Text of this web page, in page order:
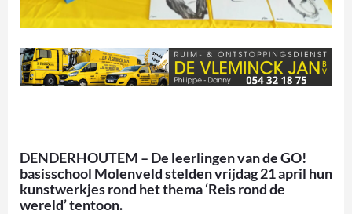
DENDERHOUTEM – De leerlingen van de GO!
basisschool Molenveld stelden vrijdag 21 april hun
kunstwerkjes rond het thema ‘Reis rond de
wereld’ tentoon.